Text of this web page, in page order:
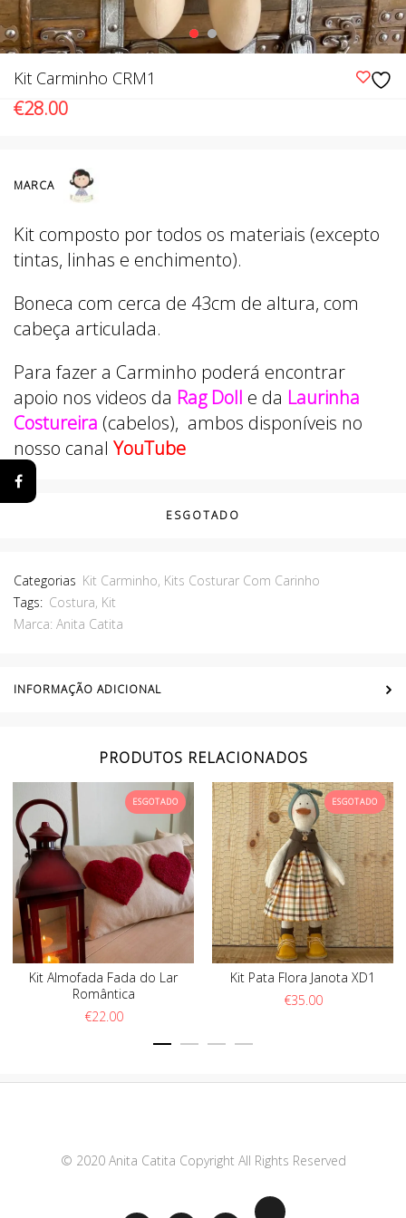
Kit Carminho CRM1
€28.00
MARCA
Kit composto por todos os materiais (excepto
tintas, linhas e enchimento).
Boneca com cerca de 43cm de altura, com
cabeça articulada.
Para fazer a Carminho poderá encontrar
apoio nos videos da Rag Doll e da Laurinha
Costureira (cabelos), ambos disponíveis no
nosso canal YouTube
ESGOTADO
Categorias Kit Carminho, Kits Costurar Com Carinho
Tags: Costura, Kit
Marca: Anita Catita
INFORMAÇÃO ADICIONAL
PRODUTOS RELACIONADOS
ESGOTADO
Kit Almofada Fada do Lar
Romântica
€22.00
ESGOTADO
Kit Pata Flora Janota XD1
€35.00
© 2020 Anita Catita Copyright All Rights Reserved